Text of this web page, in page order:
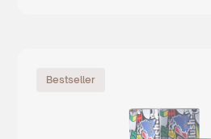
Bestseller